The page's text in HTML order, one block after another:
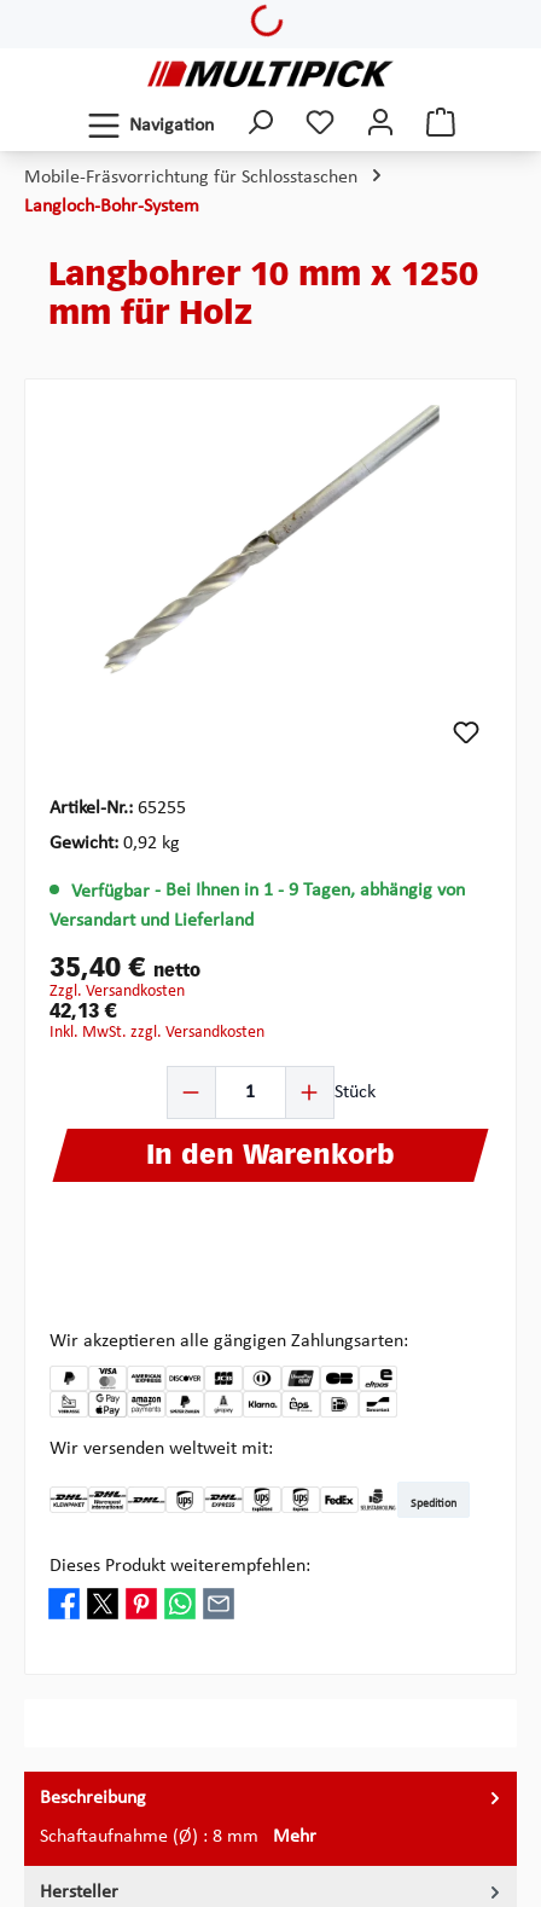
Loading...
Navigation
Mobile-Fräsvorrichtung für Schlosstaschen
Langloch-Bohr-System
Langbohrer 10 mm x 1250
mm für Holz
Artikel-Nr.: 65255
Gewicht: 0,92 kg
Verfügbar - Bei Ihnen in 1 - 9 Tagen, abhängig von
Versandart und Lieferland
35,40 € netto
zzgl. Versandkosten
42,13 €
inkl. MwSt. zzgl. Versandkosten
Stück
In den Warenkorb
Wir akzeptieren alle gängigen Zahlungsarten:
Wir versenden weltweit mit:
Spedition
Dieses Produkt weiterempfehlen:
Beschreibung
Schaftaufnahme (Ø) : 8 mm Mehr
Hersteller